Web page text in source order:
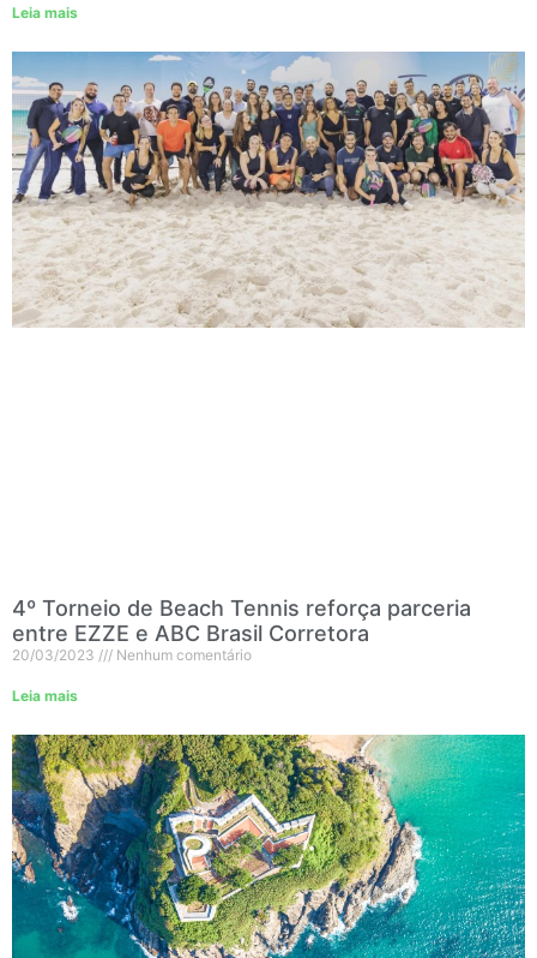
Leia mais
4º Torneio de Beach Tennis reforça parceria
entre EZZE e ABC Brasil Corretora
20/03/2023 Nenhum comentário
Leia mais